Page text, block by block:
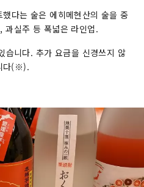
다는 술은 에히메현산의 술을 중
과실주 등 폭넓은 라인업.
습니다. 추가 요금을 신경쓰지 않
다(※).